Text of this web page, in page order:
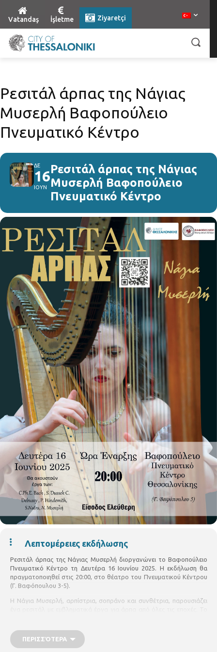
Vatandaş İşletme Ziyaretçi
Ρεσιτάλ άρπας της Νάγιας
Μυσερλή Βαφοπούλειο
Πνευματικό Κέντρο
ΔΕ
16
ΙΟΥΝ
Ρεσιτάλ άρπας της Νάγιας
Μυσερλή Βαφοπούλειο
Πνευματικό Κέντρο
Λεπτομέρειες εκδήλωσης
Ρεσιτάλ άρπας της Νάγιας Μυσερλή διοργανώνει το Βαφοπούλειο
Πνευματικό Κέντρο τη Δευτέρα 16 Ιουνίου 2025. Η εκδήλωση θα
πραγματοποιηθεί στις 20:00, στο θέατρο του Πνευματικού Κέντρου
(Γ. Βαφόπουλου 3-5).
Η Νάγια Μυσερλή, αρπίστρια, σοπράνο και συνθέτρια, παρουσιάζει
θα παρουσιαστεί και το έργο της ίδιας "Into the dream", το οποίο
απέσπασε το Α’ Βραβείο στον διεθνή διαγωνισμό σύνθεσης Angel
ΠΕΡΙΣΣΌΤΕΡΑ